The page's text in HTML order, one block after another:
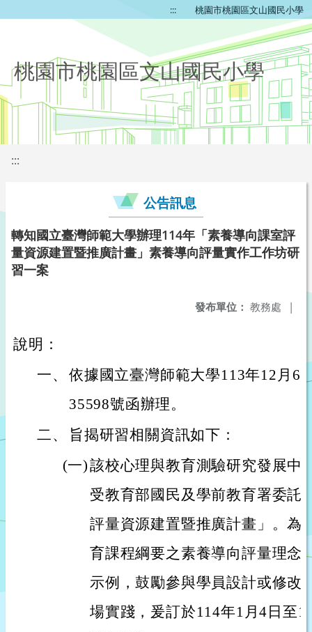
::: 桃園市桃園區文山國民小學
桃園市桃園區文山國民小學
:::
公告訊息
轉知國立臺灣師範大學辦理114年「素養導向課室評
量資源建置暨推廣計畫」素養導向評量實作工作坊研
習一案
發布單位： 教務處 |
說明：
一、 依據國立臺灣師範大學113年12月6
35598號函辦理。
二、
旨揭研習相關資訊如下：
(一)該校心理與教育測驗研究發展中
受教育部國民及學前教育署委託
評量資源建置暨推廣計畫」。為
育課程綱要之素養導向評量理念
示例，鼓勵參與學員設計或修改
場實踐，爰訂於114年1月4日至